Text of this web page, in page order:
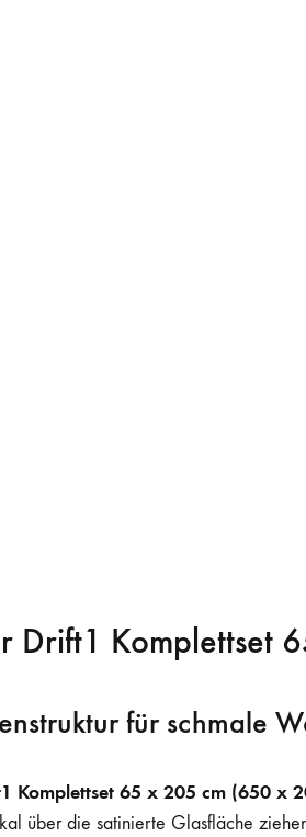
Drift1 Komplettset
für schmale
Komplettset 65 x 205 cm (650 x
über die satinierte Glasfläche